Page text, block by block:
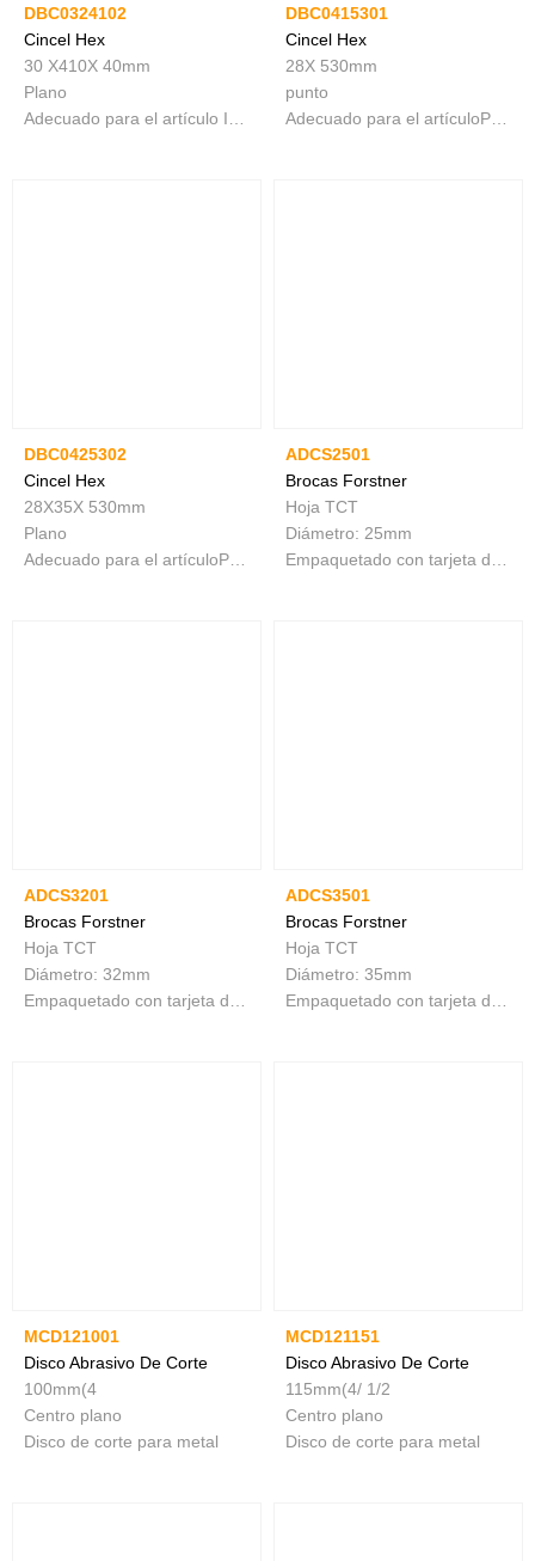
DBC0324102
Cincel Hex
30 X410X 40mm
Plano
Adecuado para el artículo INGCO PDB17008 y PDB17018
DBC0415301
Cincel Hex
28X 530mm
punto
Adecuado para el artículoPDB22001
DBC0425302
Cincel Hex
28X35X 530mm
Plano
Adecuado para el artículoPDB22001
ADCS2501
Brocas Forstner
Hoja TCT
Diámetro: 25mm
Empaquetado con tarjeta deslizante
ADCS3201
Brocas Forstner
Hoja TCT
Diámetro: 32mm
Empaquetado con tarjeta deslizante
ADCS3501
Brocas Forstner
Hoja TCT
Diámetro: 35mm
Empaquetado con tarjeta deslizante
MCD121001
Disco Abrasivo De Corte
100mm(4
Centro plano
Disco de corte para metal
MCD121151
Disco Abrasivo De Corte
115mm(4/ 1/2
Centro plano
Disco de corte para metal